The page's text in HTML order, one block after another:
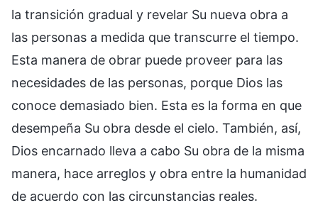
la transición gradual y revelar Su nueva obra a
las personas a medida que transcurre el tiempo.
Esta manera de obrar puede proveer para las
necesidades de las personas, porque Dios las
conoce demasiado bien. Esta es la forma en que
desempeña Su obra desde el cielo. También, así,
Dios encarnado lleva a cabo Su obra de la misma
manera, hace arreglos y obra entre la humanidad
de acuerdo con las circunstancias reales.